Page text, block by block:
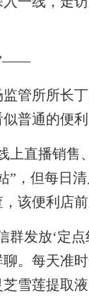
所所长丁
普通的便利
直播销售
”，但每日
该便利店
发放‘定点
。每天准时
雪莲提取